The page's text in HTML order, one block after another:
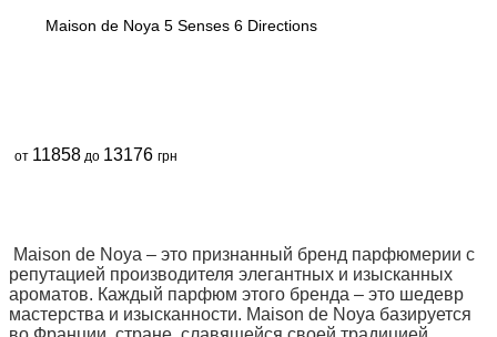
Maison de Noya 5 Senses 6 Directions
от 11858 до 13176 грн
Maison de Noya – это признанный бренд парфюмерии с
репутацией производителя элегантных и изысканных
ароматов. Каждый парфюм этого бренда – это шедевр
мастерства и изысканности. Maison de Noya базируется